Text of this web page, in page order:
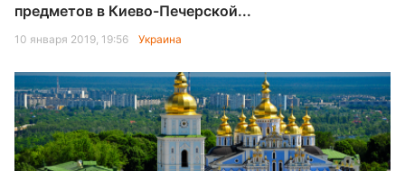
предметов в Киево-Печерской...
10 января 2019, 19:56 Украина